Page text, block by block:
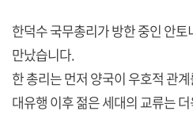
한덕수 국무총리가 방한 중인 안
만났습니다.
한 총리는 먼저 양국이 우호적 관
대유행 이후 젊은 세대의 교류는